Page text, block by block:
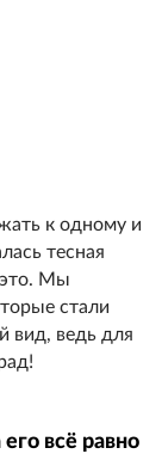
к одному и
тесная
Мы
стали
вид, ведь для
всё равно